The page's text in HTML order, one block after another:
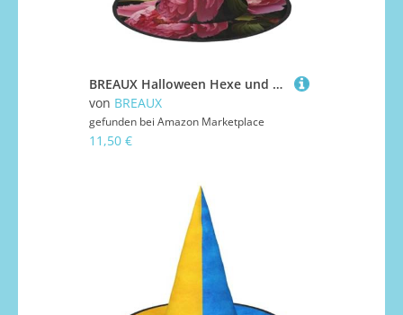
BREAUX Halloween Hexe und Zauberer Hut Hexenkostüm Pfingstrose für Themendekoration Halloween Party
von BREAUX
gefunden bei Amazon Marketplace
11,50 €